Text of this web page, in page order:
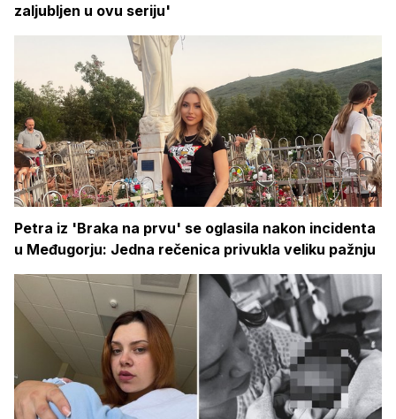
zaljubljen u ovu seriju'
Petra iz 'Braka na prvu' se oglasila nakon incidenta
u Međugorju: Jedna rečenica privukla veliku pažnju